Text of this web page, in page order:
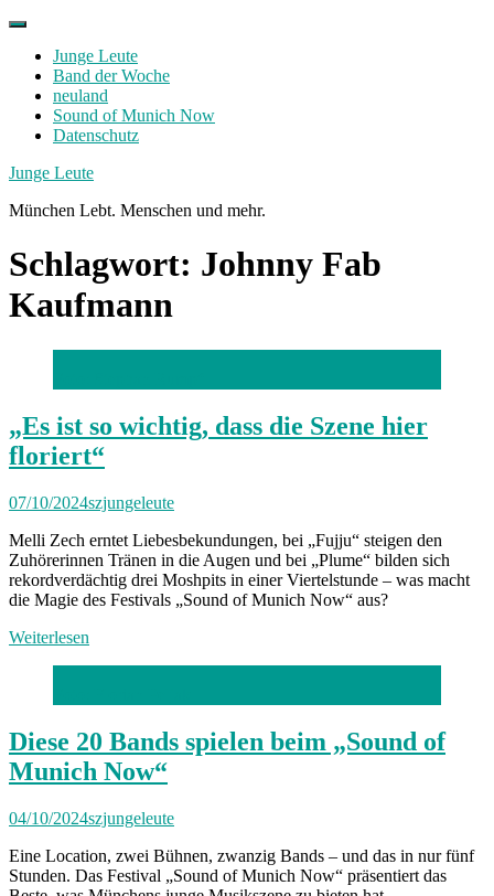
Skip
contentJunge Leute
Band der Woche
neuland
Sound of Munich Now
Datenschutz
Facebook
Twitter
Instagram
Junge Leute
München Lebt. Menschen und mehr.
Schlagwort: Johnny Fab
Kaufmann
„Es ist so wichtig, dass die Szene hier
floriert“
07/10/2024szjungeleute
Melli Zech erntet Liebesbekundungen, bei „Fujju“ steigen den
Zuhörerinnen Tränen in die Augen und bei „Plume“ bilden sich
rekordverdächtig drei Moshpits in einer Viertelstunde – was macht
die Magie des Festivals „Sound of Munich Now“ aus?
Weiterlesen
Diese 20 Bands spielen beim „Sound of
Munich Now“
04/10/2024szjungeleute
Eine Location, zwei Bühnen, zwanzig Bands – und das in nur fünf
Stunden. Das Festival „Sound of Munich Now“ präsentiert das